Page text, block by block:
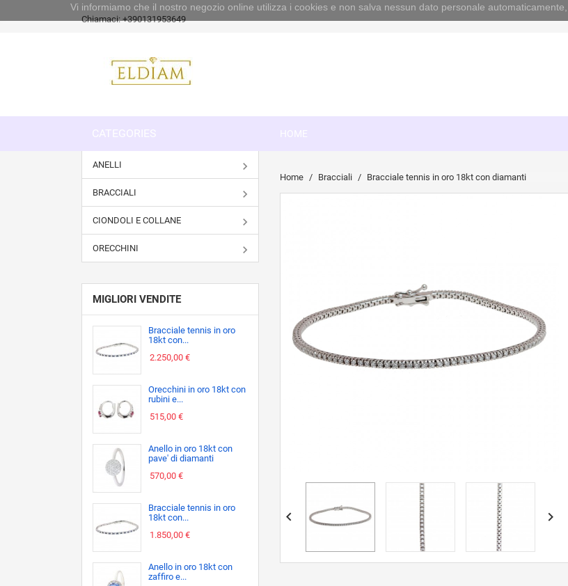
Chiamaci:+390131953649
CATEGORIES HOME
ANELLI
BRACCIALI
CIONDOLI E COLLANE
ORECCHINI
MIGLIORI VENDITE
Bracciale tennis in oro
18kt con...
2.250,00 €
Orecchini in oro 18kt con
rubini e...
515,00 €
Anello in oro 18kt con
pave' di diamanti
570,00 €
Bracciale tennis in oro
18kt con...
1.850,00 €
Anello in oro 18kt con
zaffiro e...
Home Bracciali Bracciale tennis in oro 18kt con diamanti
 
Vi informiamo che il nostro negozio online utilizza i cookies e non salva nessun dato personale